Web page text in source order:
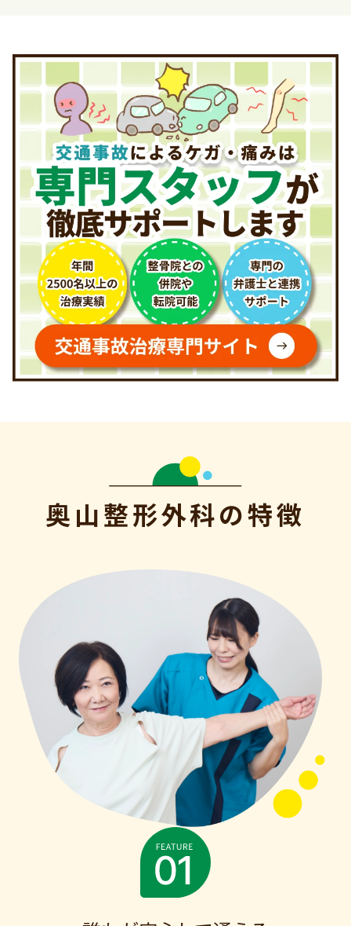
4/17(金)の午後は院内研修のため休診とさせていただき
ます。
2026.02.26
3/10(火)代診のお知らせ
3/10(火)平船先生に代診となります。
奥山整形外科の特徴